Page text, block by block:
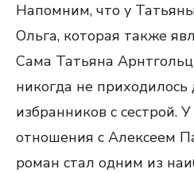
Напомним, что у
Ольга, которая также
Сама Татьяна
никогда не приходилось
избранников с сестрой.
отношения с Алексеем
роман стал одним из